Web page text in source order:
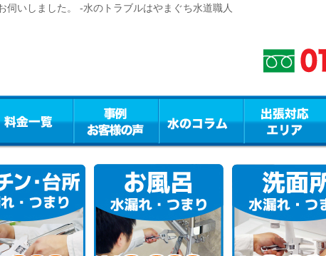
伺いしました。 -水のトラブルはやまぐち水道職人